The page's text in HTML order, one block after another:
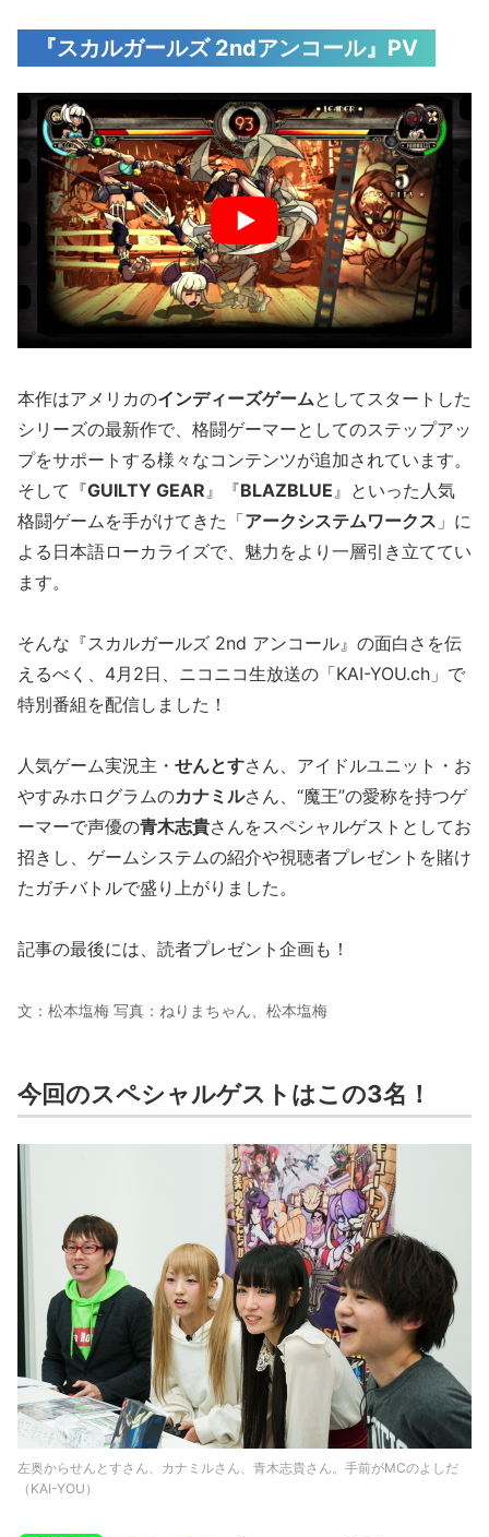
『スカルガールズ 2ndアンコール』PV
本作はアメリカのインディーズゲームとしてスタートした
シリーズの最新作で、格闘ゲーマーとしてのステップアッ
プをサポートする様々なコンテンツが追加されています。
そして『GUILTY GEAR』『BLAZBLUE』といった人気
格闘ゲームを手がけてきた「アークシステムワークス 」に
よる日本語ローカライズで、魅力をより一層引き立ててい
ます。
そんな『スカルガールズ 2nd アンコール』の面白さを伝
えるべく、4月2日、ニコニコ生放送の「KAI-YOU.ch」で
特別番組を配信しました！
人気ゲーム実況主・ せんとすさん、アイドルユニット・お
やすみホログラムのカナミルさん、“魔王”の愛称を持つゲ
ーマーで声優の青木志貴さんをスペシャルゲストとしてお
招きし、ゲームシステムの紹介や視聴者プレゼントを賭け
たガチバトルで盛り上がりました。
記事の最後には、読者プレゼント企画も！
文：松本塩梅 写真：ねりまちゃん、松本塩梅
今回のスペシャルゲストはこの3名！
左奥からせんとすさん、カナミルさん、青木志貴さん。手前がMCのよしだ
（KAI-YOU）